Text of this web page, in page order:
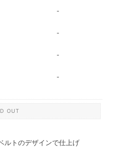
-
-
-
-
OUT
ルトのデザインで仕上げ